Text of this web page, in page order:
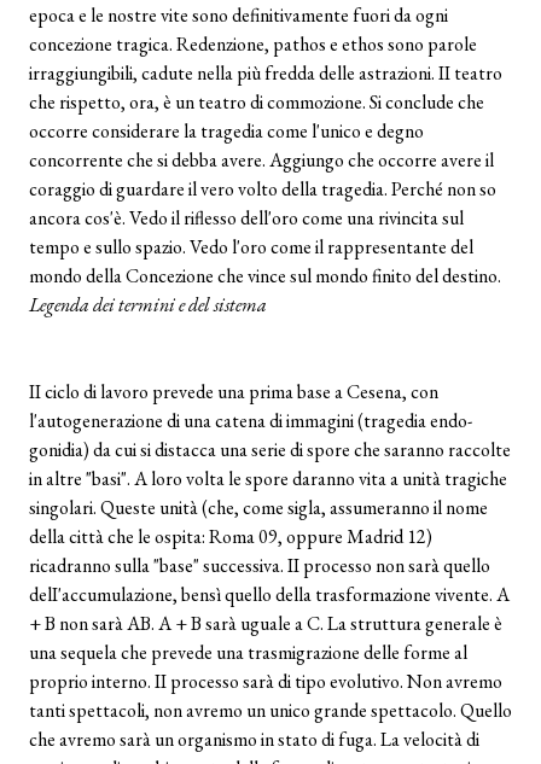
epoca e le nostre vite sono definitivamente fuori da ogni
concezione tragica. Redenzione, pathos e ethos sono parole
irraggiungibili, cadute nella più fredda delle astrazioni. II teatro
che rispetto, ora, è un teatro di commozione. Si conclude che
occorre considerare la tragedia come l'unico e degno
concorrente che si debba avere. Aggiungo che occorre avere il
coraggio di guardare il vero volto della tragedia. Perché non so
ancora cos'è. Vedo il riflesso dell'oro come una rivincita sul
tempo e sullo spazio. Vedo l'oro come il rappresentante del
mondo della Concezione che vince sul mondo finito del destino.
Legenda dei termini e del sistema
II ciclo di lavoro prevede una prima base a Cesena, con
l'autogenerazione di una catena di immagini (tragedia endo-
gonidia) da cui si distacca una serie di spore che saranno raccolte
in altre "basi". A loro volta le spore daranno vita a unità tragiche
singolari. Queste unità (che, come sigla, assumeranno il nome
della città che le ospita: Roma 09, oppure Madrid 12)
ricadranno sulla "base" successiva. II processo non sarà quello
delI'accumulazione, bensì quello della trasformazione vivente. A
+ B non sarà AB. A + B sarà uguale a C. La struttura generale è
una sequela che prevede una trasmigrazione delle forme al
proprio interno. II processo sarà di tipo evolutivo. Non avremo
tanti spettacoli, non avremo un unico grande spettacolo. Quello
che avremo sarà un organismo in stato di fuga. La velocità di